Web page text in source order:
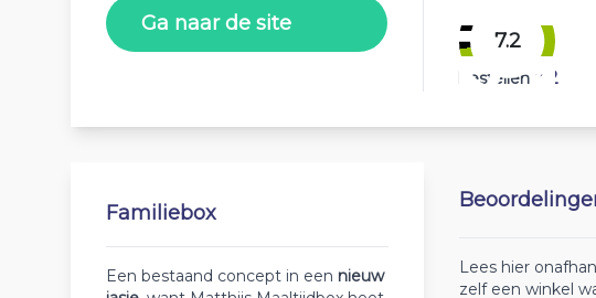
Ga naar de site
7.2
Bestellen 7.2
Familiebox
Een bestaand concept in een nieuw
Lees hier
zelf een winkel